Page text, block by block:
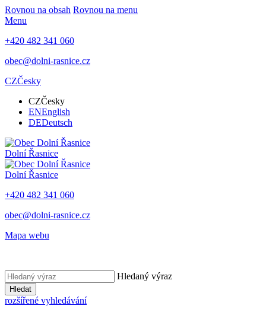
Rovnou na obsah Rovnou na menu
Menu
+420 482 341 060
obec@dolni-rasnice.cz
CZČesky
CZČesky
ENEnglish
DEDeutsch
Dolní Řasnice
Dolní Řasnice
+420 482 341 060
obec@dolni-rasnice.cz
Mapa webu
Hledaný výraz
Hledat
rozšířené vyhledávání